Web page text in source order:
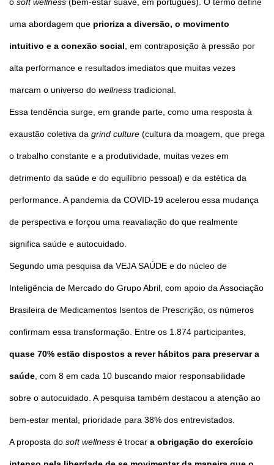
uma abordagem que prioriza a diversão, o movimento
intuitivo e a conexão social , em contraposição à pressão por
alta performance e resultados imediatos que muitas vezes
marcam o universo do wellness tradicional.
Essa tendência surge, em grande parte, como uma resposta à
exaustão coletiva da grind culture (cultura da moagem, que prega
o trabalho constante e a produtividade, muitas vezes em
detrimento da saúde e do equilíbrio pessoal) e da estética da
performance. A pandemia da COVID-19 acelerou essa mudança
de perspectiva e forçou uma reavaliação do que realmente
significa saúde e autocuidado.
Segundo uma pesquisa da VEJA SAÚDE e do núcleo de
Inteligência de Mercado do Grupo Abril, com apoio da Associação
Brasileira de Medicamentos Isentos de Prescrição, os números
confirmam essa transformação. Entre os 1.874 participantes,
quase 70% estão dispostos a rever hábitos para preservar a
saúde , com 8 em cada 10 buscando maior responsabilidade
sobre o autocuidado. A pesquisa também destacou a atenção ao
bem-estar mental, prioridade para 38% dos entrevistados.
A proposta do soft wellness é trocar a obrigação do exercício